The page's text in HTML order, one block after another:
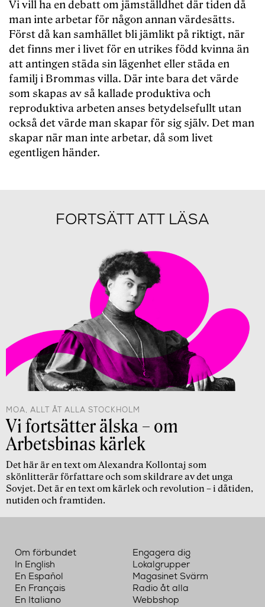
Vi vill ha en debatt om jämställdhet där tiden då
man inte arbetar för någon annan värdesätts.
Först då kan samhället bli jämlikt på riktigt, när
det finns mer i livet för en utrikes född kvinna än
att antingen städa sin lägenhet eller städa en
familj i Brommas villa. Där inte bara det värde
som skapas av så kallade produktiva och
reproduktiva arbeten anses betydelsefullt utan
också det värde man skapar för sig själv. Det man
skapar när man inte arbetar, då som livet
egentligen händer.
FORTSÄTT ATT LÄSA
MOA, ALLT ÅT ALLA STOCKHOLM
Vi fortsätter älska – om
Arbetsbinas kärlek
Det här är en text om Alexandra Kollontaj som
skönlitterär författare och som skildrare av det unga
Sovjet. Det är en text om kärlek och revolution – i dåtiden,
nutiden och framtiden.
Om förbundet
In English
En Español
En Français
En Italiano
Engagera dig
Lokalgrupper
Magasinet Svärm
Radio åt alla
Webbshop